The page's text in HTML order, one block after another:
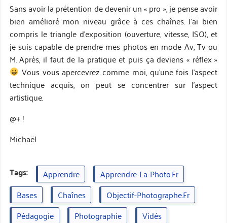
Sans avoir la prétention de devenir un « pro », je pense avoir
bien amélioré mon niveau grâce à ces chaînes. J’ai bien
compris le triangle d’exposition (ouverture, vitesse, ISO), et
je suis capable de prendre mes photos en mode Av, Tv ou
M. Après, il faut de la pratique et puis ça deviens « réflex »
Vous vous apercevrez comme moi, qu’une fois l’aspect
technique acquis, on peut se concentrer sur l’aspect
artistique.
@+ !
Michaël
Tags: Apprendre
Apprendre-La-Photo.fr
Bases
Chaînes
Objectif-Photographe.fr
Pédagogie
Photographie
Vidés